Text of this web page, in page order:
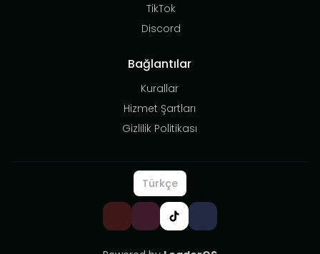
TikTok
Discord
Bağlantılar
Kurallar
Hizmet Şartları
Gizlilik Politikası
Türkçe